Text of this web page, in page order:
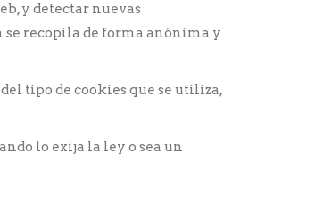
y detectar nuevas
se recopila de forma anónima y
tipo de cookies que se utiliza,
lo exija la ley o sea un